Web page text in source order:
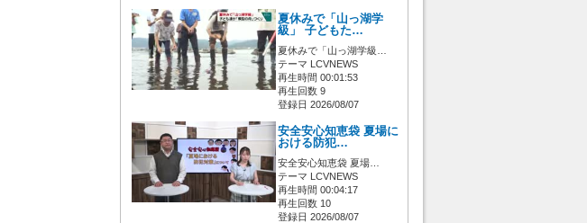
夏休みで「山っ湖学
級」 子どもた…
夏休みで「山っ湖学級…
テーマ LCVNEWS
再生時間 00:01:53
再生回数 9
登録日 2026/08/07
安全安心知恵袋 夏場に
おける防犯…
安全安心知恵袋 夏場…
テーマ LCVNEWS
再生時間 00:04:17
再生回数 10
登録日 2026/08/07